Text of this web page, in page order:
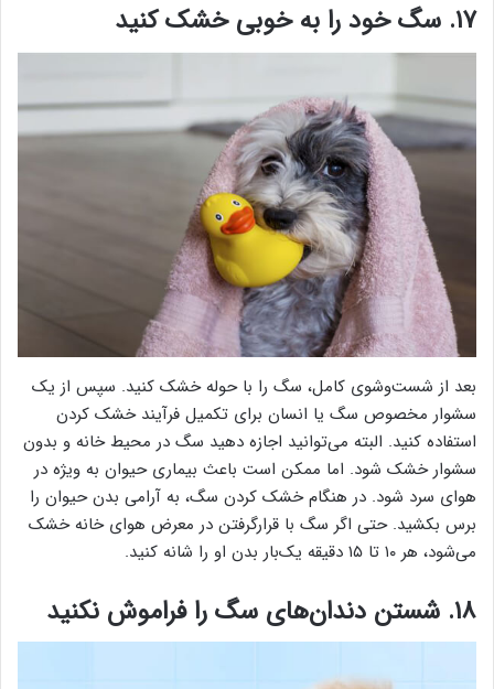
۱۷. سگ خود را به خوبی خشک کنید
بعد از شست‌وشوی کامل، سگ را با حوله خشک کنید. سپس از یک
سشوار مخصوص سگ یا انسان برای تکمیل فرآیند خشک کردن
استفاده کنید. البته می‌توانید اجازه دهید سگ در محیط خانه و بدون
سشوار خشک شود. اما ممکن است باعث بیماری حیوان به ویژه در
هوای سرد شود. در هنگام خشک کردن سگ، به آرامی بدن حیوان را
برس بکشید. حتی اگر سگ با قرارگرفتن در معرض هوای خانه خشک
می‌شود، هر ۱۰ تا ۱۵ دقیقه یک‌بار بدن او را شانه کنید.
۱۸. شستن دندان‌های سگ را فراموش نکنید